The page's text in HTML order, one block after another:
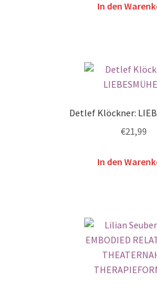
In den
Detlef Klöckner:
€21,99
In den